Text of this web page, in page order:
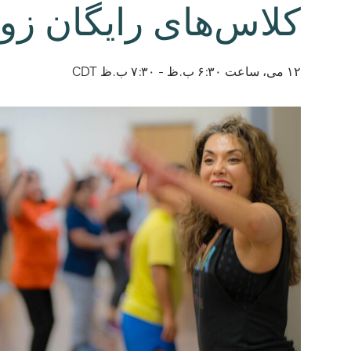
کلاس‌های رایگان
۱۲ می، ساعت ۶:۳۰ ب.ظ - ۷:۳۰ ب.ظ CDT